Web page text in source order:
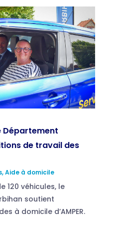
Département
de travail des
,Aide à domicile
120 véhicules, le
soutient
à domicile d’AMPER.